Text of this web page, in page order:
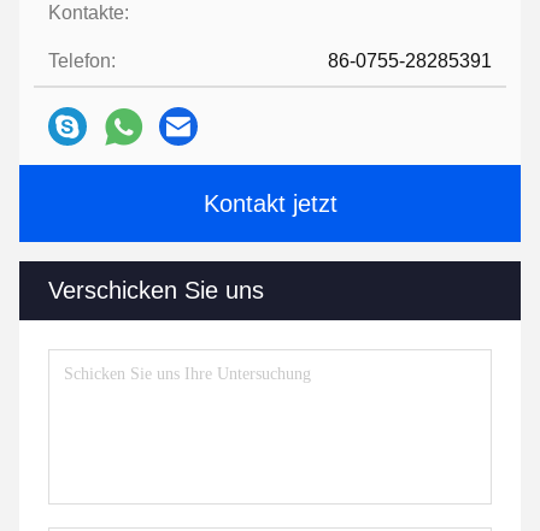
Kontakte:
Telefon: 86-0755-28285391
Kontakt jetzt
Verschicken Sie uns